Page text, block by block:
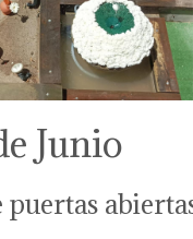
Junio
puertas